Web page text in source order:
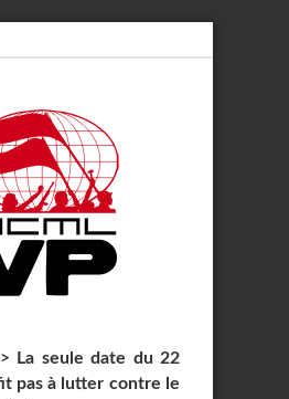
>
La seule date du 22
pas à lutter contre le